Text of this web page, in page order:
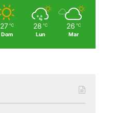
27 ℃
Dom
28 ℃
Lun
26 ℃
Mar